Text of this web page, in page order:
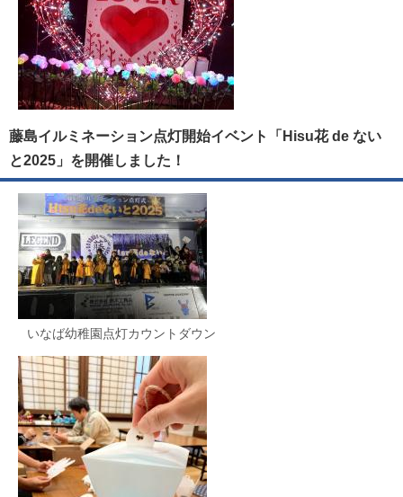
藤島イルミネーション点灯開始イベント「Hisu花 de ない
と2025」を開催しました！
いなば幼稚園点灯カウントダウン